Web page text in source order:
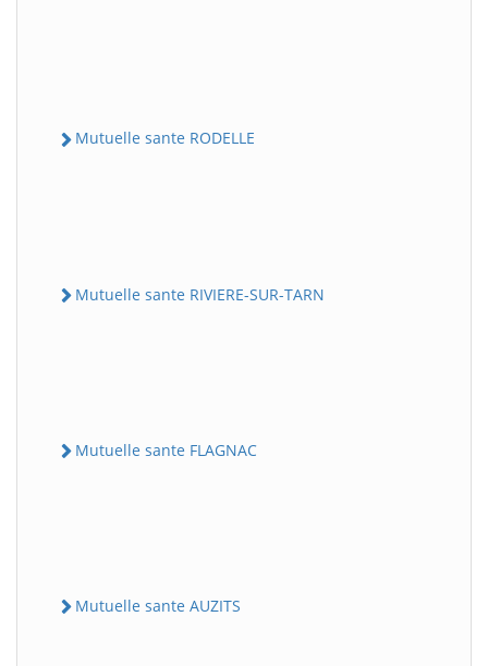
Mutuelle sante RODELLE
Mutuelle sante RIVIERE-SUR-TARN
Mutuelle sante FLAGNAC
Mutuelle sante AUZITS